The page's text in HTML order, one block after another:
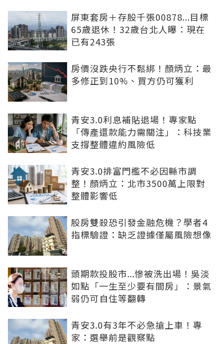
屏東套房＋存股千張00878...目標
65歲退休！32歲台北人曝：現在
已有243張
房價沒跌央行不鬆綁！顏炳立：最
多修正到10%、買方仍可獲利
青安3.0利息補貼退場！專家點
「傳產還款能力需關注」：科技業
支撐整體違約風險低
青安3.0排富門檻不必因縣市調
整！顏炳立：北市3500萬上限對
整體影響低
股房雙殺恐引發金融危機？學者4
指標驗證：缺乏證據僅屬風險想像
頭期款投股市...慘被洗出場！吳淡
如點「一生至少要有間房」：景氣
弱仍可自住等翻轉
青安3.0有3年不必急搶上車！專
家：選舉前是觀察點